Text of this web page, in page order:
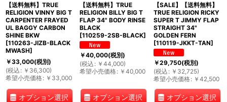
【送料無料】TRUE
RELIGION VINNY BIG T
CARPENTER FRAYED
UL BAGGY CARBON
SHINE BKW
[110263-JIZB-BLACK
MWASH]
￥33,000(税別)
(税込 : ￥ 36,300)
希望小売価格: ￥ 33,000
オプション選択
【送料無料】TRUE
RELIGION BILLY BIG T
FLAP 34" BODY RINSE
BLACK
[110259-2SB-BLACK]
￥40,000(税別)
(税込 : ￥ 44,000)
希望小売価格: ￥ 40,000
オプション選択
【SALE】【送料無料】
TRUE RELIGION RICKY
SUPER T JIMMY FLAP
STRAIGHT 34"
GOLDEN FERN
[110119-JKKT-TAN]
￥29,750(税別)
(税込 : ￥ 32,725)
希望小売価格: ￥ 42,500
オプション選択